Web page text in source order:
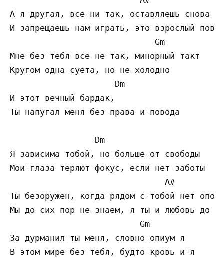
А я другая, все ни так, оставляешь снова
И запрещаешь нам играть, это взрослый
                             Gm
Мне без тебя все не так, минорный такт
Кругом одна суета, но не холодно
                     Dm
И этот вечный бардак,
Ты напугал меня без права и повода
                 Dm
Я зависима тобой, но больше от свободы
Мои глаза теряют фокус, если нет заботы
                               A#
Ты безоружен, когда рядом с тобой нет
Мы до сих пор не знаем, я ты и любовь до
                          Gm
За дурманил ты меня, словно опиум я
В этом мире без тебя, будто кровь и я